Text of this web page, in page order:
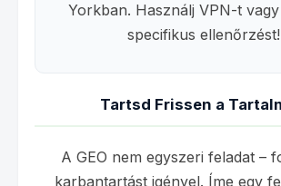
Yorkban. Használj VPN-t
specifikus ellenőrzést!
Tartsd Frissen a
A GEO nem egyszeri feladat –
karbantartást igényel. Íme egy